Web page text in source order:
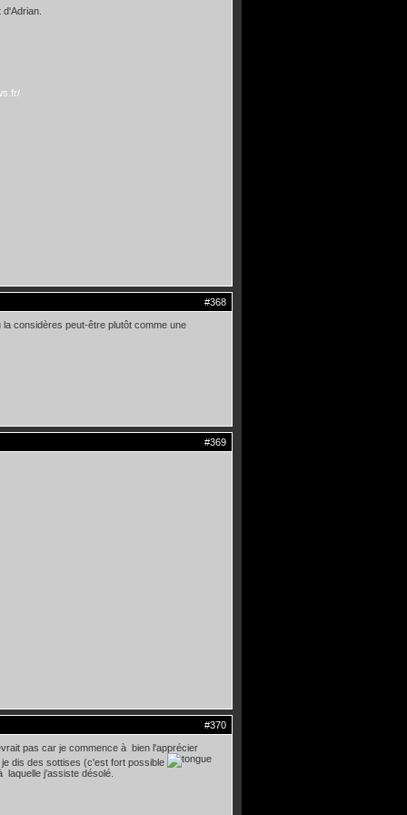
#368
considères peut-être plutôt comme une
#369
#370
pas car je commence à bien l'apprécier
dis des sottises (c'est fort possible
laquelle j'assiste désolé.